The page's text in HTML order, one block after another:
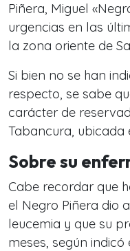
Piñera, Miguel
urgencias en las
la zona oriente de
Si bien no se han
respecto, se sabe
carácter de
Tabancura, ubicada
Sobre su
Cabe recordar que
el Negro Piñera dio
leucemia y que su
meses, según